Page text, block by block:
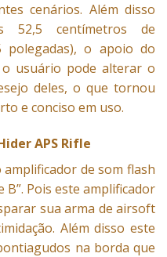
cenários. Além disso
centímetros de
polegadas), o apoio do
usuário pode alterar o
deles, o que tornou
e conciso em uso.
APS Rifle
amplificador de som flash
B”. Pois este amplificador
sua arma de airsoft
Além disso este
na borda que